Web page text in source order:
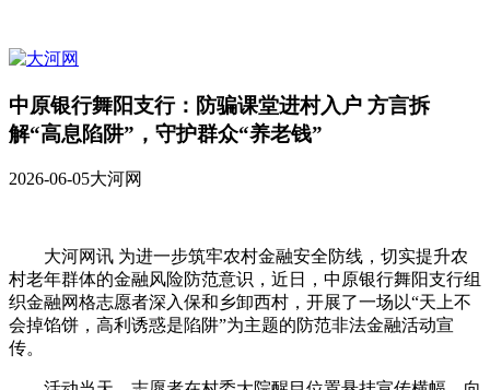
中原银行舞阳支行：防骗课堂进村入户 方言拆
解“高息陷阱”，守护群众“养老钱”
2026-06-05大河网
大河网讯 为进一步筑牢农村金融安全防线，切实提升农
村老年群体的金融风险防范意识，近日，中原银行舞阳支行组
织金融网格志愿者深入保和乡卸西村，开展了一场以“天上不
会掉馅饼，高利诱惑是陷阱”为主题的防范非法金融活动宣
传。